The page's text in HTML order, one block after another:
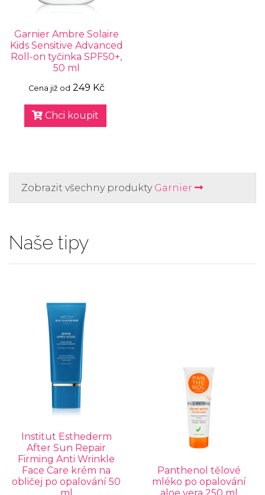
Garnier Ambre Solaire
Kids Sensitive Advanced
Roll-on tyčinka SPF50+,
50 ml
Cena již od 249 Kč
Chci koupit
Zobrazit všechny produkty Garnier
Naše tipy
Institut Esthederm
After Sun Repair
Firming Anti Wrinkle
Face Care krém na
obličej po opalování 50
Panthenol tělové
mléko po opalování